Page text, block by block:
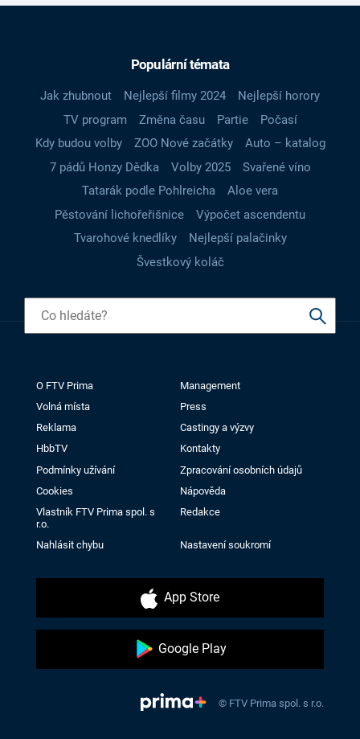
Populární témata
Jak zhubnout Nejlepší filmy 2024
Nejlepší horory
TV program
Změna času Partie
Počasí
Kdy budou volby
ZOO Nové začátky
Auto – katalog
7 pádů Honzy Dědka
Volby 2025
Svařené víno
Tatarák podle Pohlreicha
Aloe vera
Pěstování lichořeřišnice
Výpočet ascendentu
Tvarohové knedlíky
Nejlepší palačinky
Švestkový koláč
O FTV Prima
Management
Volná místa
Press
Reklama
Castingy a výzvy
HbbTV
Kontakty
Podmínky užívání
Zpracování osobních údajů
Cookies
Nápověda
Vlastník FTV Prima spol. s
r.o.
Redakce
Nahlásit chybu Nastavení soukromí
App Store
Google Play
© FTV Prima spol. s r.o.